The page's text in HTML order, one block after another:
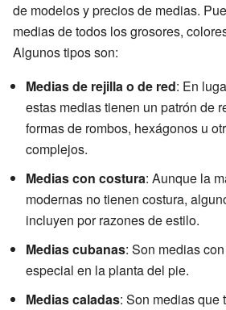
de modelos y precios de medias.
medias de todos los grosores,
Algunos tipos son:
Medias de rejilla o de red: En
estas medias tienen un patrón de
formas de rombos, hexágonos u
complejos.
Medias con costura: Aunque la
modernas no tienen costura,
incluyen por razones de estilo.
Medias cubanas: Son medias
especial en la planta del pie.
Medias caladas: Son medias que